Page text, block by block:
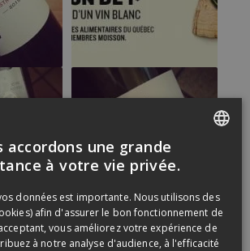
accordons une grande
à votre vie privée.
données est importante. Nous utilisons des
afin d'assurer le bon fonctionnement de
vous améliorez votre expérience de
à notre analyse d'audience, à l'efficacité